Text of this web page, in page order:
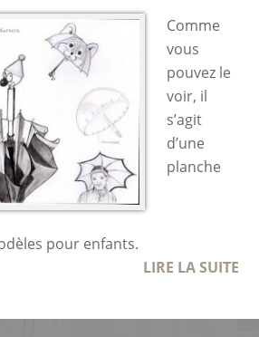
Comme
vous
pouvez le
voir, il
s’agit
d’une
planche
pour enfants.
LIRE LA SUITE